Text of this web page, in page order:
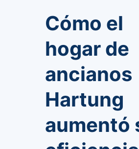
Cómo el
hogar de
ancianos
Hartung
aumentó